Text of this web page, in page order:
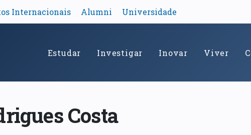
Internacionais Alumni Universidade
Estudar Investigar Inovar Viver
Costa